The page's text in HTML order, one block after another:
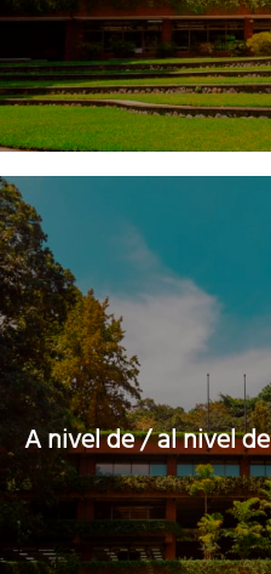
A nivel de / al nivel de